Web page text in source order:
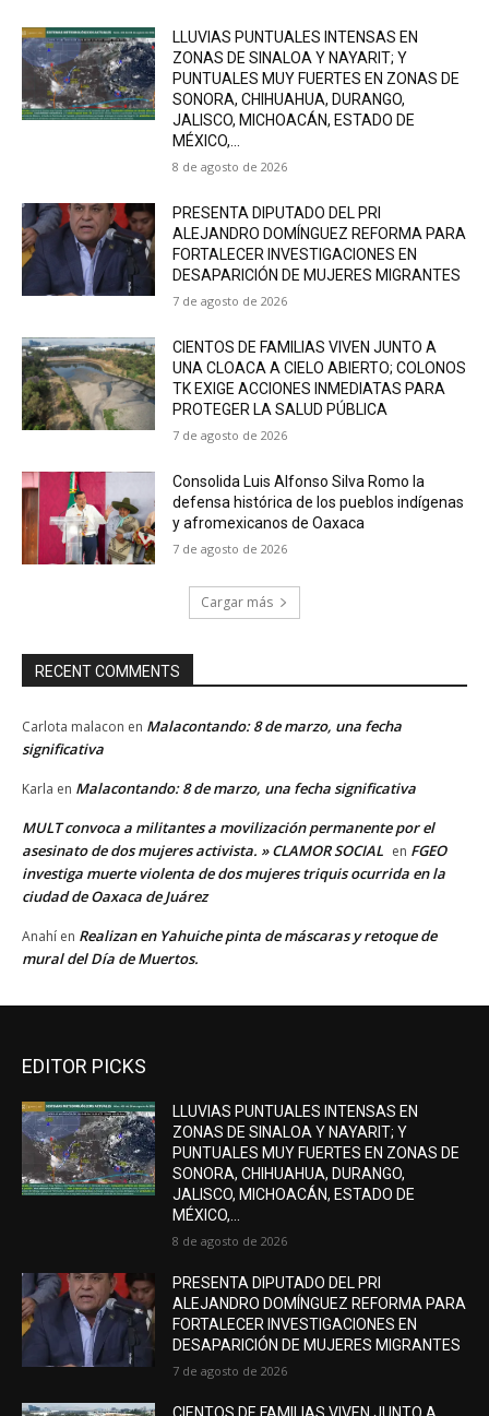
LLUVIAS PUNTUALES INTENSAS EN
ZONAS DE SINALOA Y NAYARIT; Y
PUNTUALES MUY FUERTES EN ZONAS DE
SONORA, CHIHUAHUA, DURANGO,
JALISCO, MICHOACÁN, ESTADO DE
MÉXICO,...
8 de agosto de 2026
PRESENTA DIPUTADO DEL PRI
ALEJANDRO DOMÍNGUEZ REFORMA PARA
FORTALECER INVESTIGACIONES EN
DESAPARICIÓN DE MUJERES MIGRANTES
7 de agosto de 2026
CIENTOS DE FAMILIAS VIVEN JUNTO A
UNA CLOACA A CIELO ABIERTO; COLONOS
TK EXIGE ACCIONES INMEDIATAS PARA
PROTEGER LA SALUD PÚBLICA
7 de agosto de 2026
Consolida Luis Alfonso Silva Romo la
defensa histórica de los pueblos indígenas
y afromexicanos de Oaxaca
7 de agosto de 2026
Cargar más
RECENT COMMENTS
Carlota malacon en Malacontando: 8 de marzo, una fecha
significativa
Karla en Malacontando: 8 de marzo, una fecha significativa
MULT convoca a militantes a movilización permanente por el
asesinato de dos mujeres activista. » CLAMOR SOCIAL en FGEO
investiga muerte violenta de dos mujeres triquis ocurrida en la
ciudad de Oaxaca de Juárez
Anahí en Realizan en Yahuiche pinta de máscaras y retoque de
mural del Día de Muertos.
EDITOR PICKS
LLUVIAS PUNTUALES INTENSAS EN
ZONAS DE SINALOA Y NAYARIT; Y
PUNTUALES MUY FUERTES EN ZONAS DE
SONORA, CHIHUAHUA, DURANGO,
JALISCO, MICHOACÁN, ESTADO DE
MÉXICO,...
8 de agosto de 2026
PRESENTA DIPUTADO DEL PRI
ALEJANDRO DOMÍNGUEZ REFORMA PARA
FORTALECER INVESTIGACIONES EN
DESAPARICIÓN DE MUJERES MIGRANTES
7 de agosto de 2026